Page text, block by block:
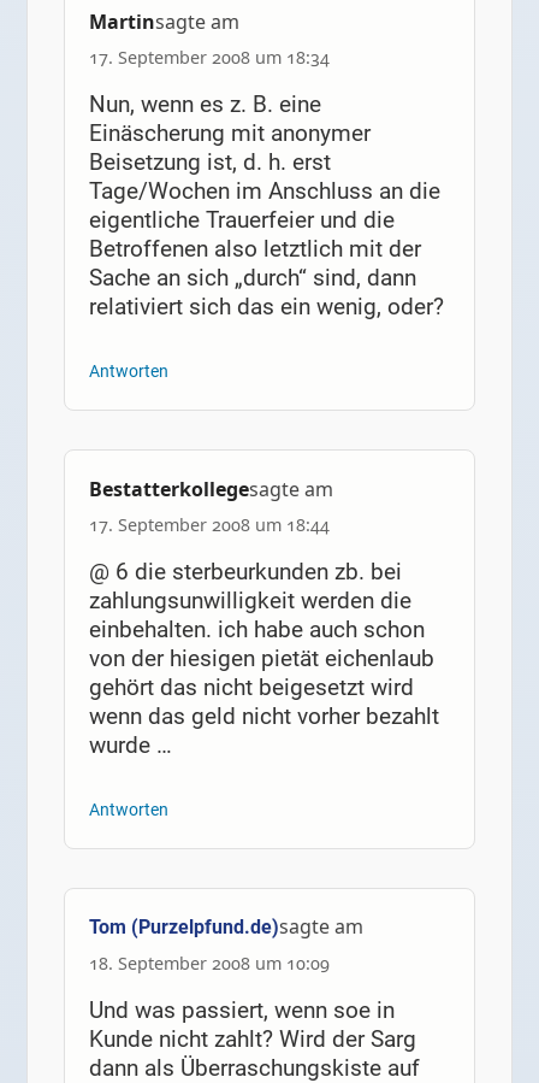
Martinsagte am
17. September 2008 um 18:34
Nun, wenn es z. B. eine
Einäscherung mit anonymer
Beisetzung ist, d. h. erst
Tage/Wochen im Anschluss an die
eigentliche Trauerfeier und die
Betroffenen also letztlich mit der
Sache an sich „durch“ sind, dann
relativiert sich das ein wenig, oder?
Antworten
Bestatterkollegesagte am
17. September 2008 um 18:44
@ 6 die sterbeurkunden zb. bei
zahlungsunwilligkeit werden die
einbehalten. ich habe auch schon
von der hiesigen pietät eichenlaub
gehört das nicht beigesetzt wird
wenn das geld nicht vorher bezahlt
wurde …
Antworten
Tom (Purzelpfund.de)sagte am
18. September 2008 um 10:09
Und was passiert, wenn soe in
Kunde nicht zahlt? Wird der Sarg
dann als Überraschungskiste auf